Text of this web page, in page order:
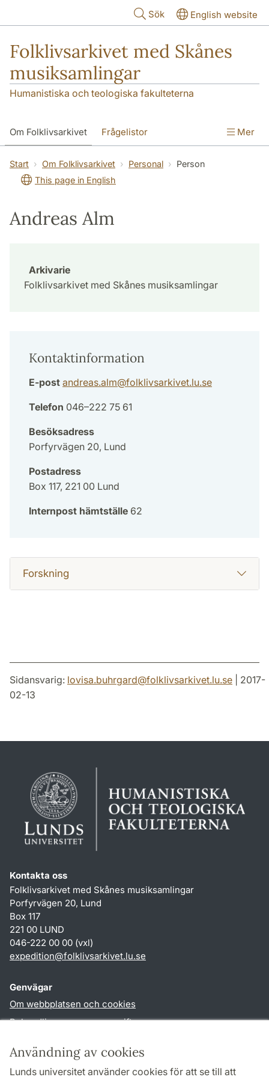
Användning av cookies
Lunds universitet använder cookies för att se till att
Sök English website
Folklivsarkivet med Skånes
musiksamlingar
Humanistiska och teologiska fakulteterna
Om Folklivsarkivet Frågelistor
Sök i samlingarna Skånes musiksamlingar
Kontakt
Mer
Start Om Folklivsarkivet Personal
Person
This page in English
Andreas Alm
Arkivarie
Folklivsarkivet med Skånes musiksamlingar
Kontaktinformation
E-post andreas.alm@folklivsarkivet.lu.se
Telefon 046–222 75 61
Besöksadress
Porfyrvägen 20, Lund
Postadress
Box 117, 221 00 Lund
Internpost hämtställe 62
Forskning
Sidansvarig: lovisa.buhrgard@folklivsarkivet.lu.se | 2017-
02-13
Kontakta oss
Folklivsarkivet med Skånes musiksamlingar
Porfyrvägen 20, Lund
Box 117
221 00 LUND
046-222 00 00 (vxl)
expedition@folklivsarkivet.lu.se
Genvägar
Om webbplatsen och cookies
Behandling av personuppgifter
TYPO3-login